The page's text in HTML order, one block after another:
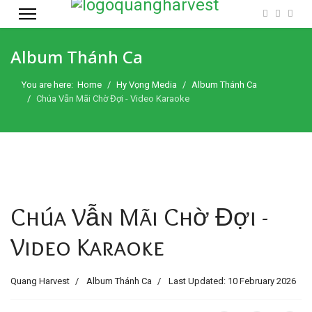
Album Thánh Ca
You are here: Home Hy Vọng Media
Album Thánh Ca
Chúa Vẫn Mãi Chờ Đợi - Video Karaoke
Chúa Vẫn Mãi Chờ Đợi -
Video Karaoke
Quang Harvest Album Thánh Ca Last Updated: 10 February 2026